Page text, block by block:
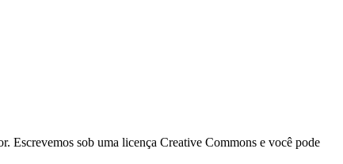
Escrevemos sob uma licença Creative Commons e você pode